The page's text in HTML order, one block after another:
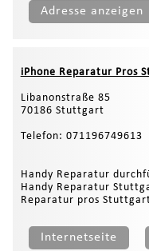
Adresse anzeigen
iPhone Reparatur Pros
Libanonstraße 85
70186 Stuttgart
Telefon: 071196749613
Handy Reparatur
Handy Reparatur
Reparatur pros
Internetseite